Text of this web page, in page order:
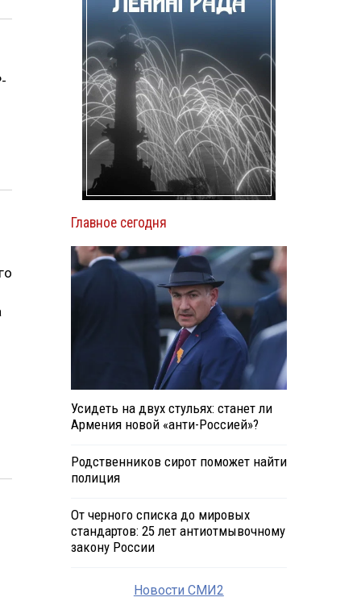
Главное сегодня
Усидеть на двух стульях: станет ли
Армения новой «анти-Россией»?
Родственников сирот поможет найти
полиция
От черного списка до мировых
стандартов: 25 лет антиотмывочному
закону России
Новости СМИ2